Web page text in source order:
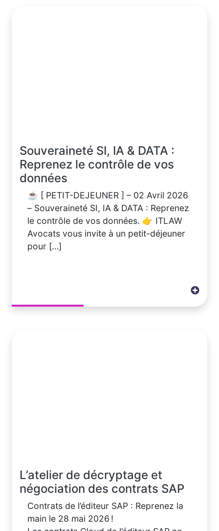
Souveraineté SI, IA & DATA :
Reprenez le contrôle de vos
données
☕ [ PETIT-DEJEUNER ] – 02 Avril 2026
– Souveraineté SI, IA & DATA : Reprenez
le contrôle de vos données. 👉 ITLAW
Avocats vous invite à un petit-déjeuner
pour […]
L’atelier de décryptage et
négociation des contrats SAP
Contrats de l’éditeur SAP : Reprenez la
main le 28 mai 2026 !